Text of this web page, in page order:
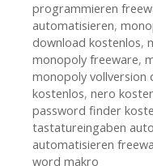
programmieren
automatisieren,
download kostenlos,
monopoly freeware,
monopoly vollversion
kostenlos, nero
password finder
tastatureingaben
automatisieren
word makro